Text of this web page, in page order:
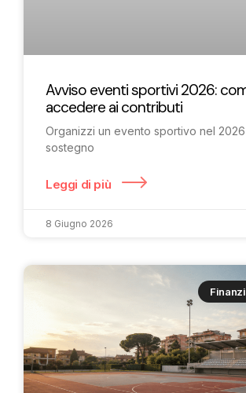
Avviso eventi sportivi 2026:
accedere ai contributi
Organizzi un evento sportivo nel
sostegno
Leggi di più
8 Giugno 2026